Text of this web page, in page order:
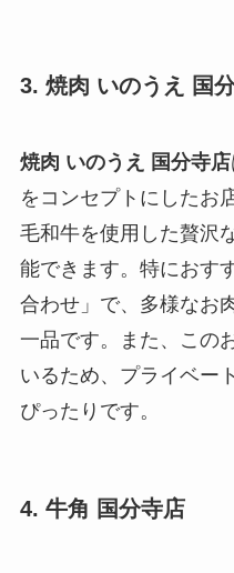
3. 焼肉 いのうえ 国
焼肉 いのうえ 国分寺店
をコンセプトにしたお
毛和牛を使用した贅沢
能できます。特におす
合わせ」で、多様なお
一品です。また、この
いるため、プライベー
ぴったりです。
4. 牛角 国分寺店